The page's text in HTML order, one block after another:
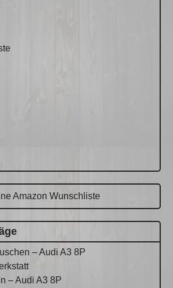
Amazon Wunschliste
– Audi A3 8P
– Audi A3 8P